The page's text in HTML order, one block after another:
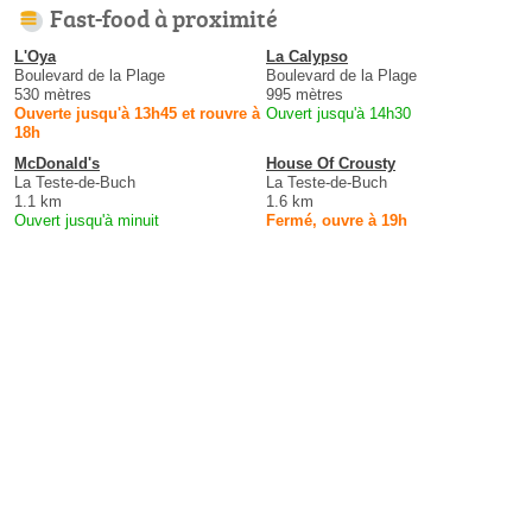
Fast-food à proximité
L'Oya
Boulevard de la Plage
530 mètres
Ouverte jusqu'à 13h45 et rouvre à
18h
La Calypso
Boulevard de la Plage
995 mètres
Ouvert jusqu'à 14h30
McDonald's
La Teste-de-Buch
1.1 km
Ouvert jusqu'à minuit
House Of Crousty
La Teste-de-Buch
1.6 km
Fermé, ouvre à 19h